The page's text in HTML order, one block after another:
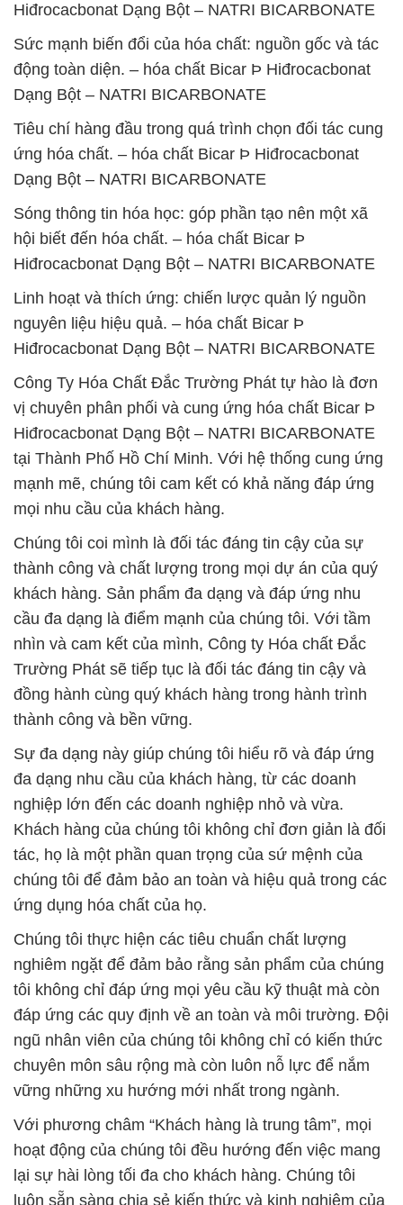
Hiđrocacbonat Dạng Bột – NATRI BICARBONATE
Sức mạnh biến đổi của hóa chất: nguồn gốc và tác
động toàn diện. – hóa chất Bicar Þ Hiđrocacbonat
Dạng Bột – NATRI BICARBONATE
Tiêu chí hàng đầu trong quá trình chọn đối tác cung
ứng hóa chất. – hóa chất Bicar Þ Hiđrocacbonat
Dạng Bột – NATRI BICARBONATE
Sóng thông tin hóa học: góp phần tạo nên một xã
hội biết đến hóa chất. – hóa chất Bicar Þ
Hiđrocacbonat Dạng Bột – NATRI BICARBONATE
Linh hoạt và thích ứng: chiến lược quản lý nguồn
nguyên liệu hiệu quả. – hóa chất Bicar Þ
Hiđrocacbonat Dạng Bột – NATRI BICARBONATE
Công Ty Hóa Chất Đắc Trường Phát tự hào là đơn
vị chuyên phân phối và cung ứng hóa chất Bicar Þ
Hiđrocacbonat Dạng Bột – NATRI BICARBONATE
tại Thành Phố Hồ Chí Minh. Với hệ thống cung ứng
mạnh mẽ, chúng tôi cam kết có khả năng đáp ứng
mọi nhu cầu của khách hàng.
Chúng tôi coi mình là đối tác đáng tin cậy của sự
thành công và chất lượng trong mọi dự án của quý
khách hàng. Sản phẩm đa dạng và đáp ứng nhu
cầu đa dạng là điểm mạnh của chúng tôi. Với tầm
nhìn và cam kết của mình, Công ty Hóa chất Đắc
Trường Phát sẽ tiếp tục là đối tác đáng tin cậy và
đồng hành cùng quý khách hàng trong hành trình
thành công và bền vững.
Sự đa dạng này giúp chúng tôi hiểu rõ và đáp ứng
đa dạng nhu cầu của khách hàng, từ các doanh
nghiệp lớn đến các doanh nghiệp nhỏ và vừa.
Khách hàng của chúng tôi không chỉ đơn giản là đối
tác, họ là một phần quan trọng của sứ mệnh của
chúng tôi để đảm bảo an toàn và hiệu quả trong các
ứng dụng hóa chất của họ.
Chúng tôi thực hiện các tiêu chuẩn chất lượng
nghiêm ngặt để đảm bảo rằng sản phẩm của chúng
tôi không chỉ đáp ứng mọi yêu cầu kỹ thuật mà còn
đáp ứng các quy định về an toàn và môi trường. Đội
ngũ nhân viên của chúng tôi không chỉ có kiến thức
chuyên môn sâu rộng mà còn luôn nỗ lực để nắm
vững những xu hướng mới nhất trong ngành.
Với phương châm “Khách hàng là trung tâm”, mọi
hoạt động của chúng tôi đều hướng đến việc mang
lại sự hài lòng tối đa cho khách hàng. Chúng tôi
luôn sẵn sàng chia sẻ kiến thức và kinh nghiệm của